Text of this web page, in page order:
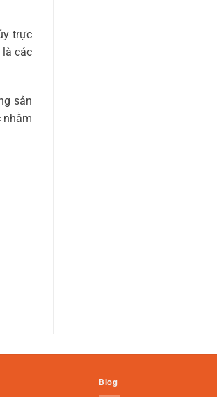
trực
là các
sản
nhằm
Blog